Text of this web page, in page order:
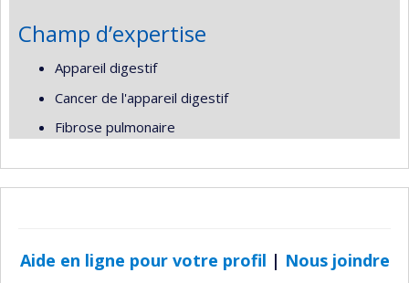
Champ d’expertise
Appareil digestif
Cancer de l'appareil digestif
Fibrose pulmonaire
Aide en ligne pour votre profil | Nous joindre